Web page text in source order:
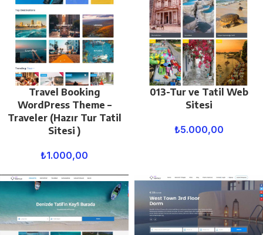
Travel Booking
WordPress Theme –
Traveler (Hazır Tur Tatil
Sitesi )
₺1.000,00
013-Tur ve Tatil Web
Sitesi
₺5.000,00